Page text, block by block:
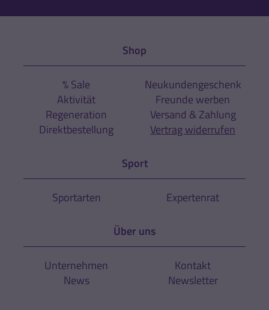
Shop
% Sale
Aktivität
Regeneration
Direktbestellung
Neukundengeschenk
Freunde werben
Versand & Zahlung
Vertrag widerrufen
Sport
Sportarten Expertenrat
Über uns
Unternehmen
News
Kontakt
Newsletter